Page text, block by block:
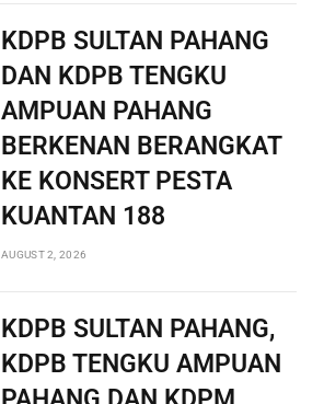
KDPB SULTAN PAHANG
DAN KDPB TENGKU
AMPUAN PAHANG
BERKENAN BERANGKAT
KE KONSERT PESTA
KUANTAN 188
AUGUST 2, 2026
KDPB SULTAN PAHANG,
KDPB TENGKU AMPUAN